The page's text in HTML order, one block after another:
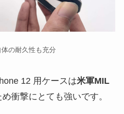
の耐久性も充分
12 用ケースは米軍MIL
衝撃にとても強いです。